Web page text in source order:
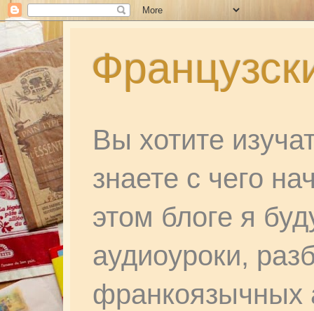
Вы хотите
знаете с чего
этом блоге я
аудиоуроки,
франкоязычных